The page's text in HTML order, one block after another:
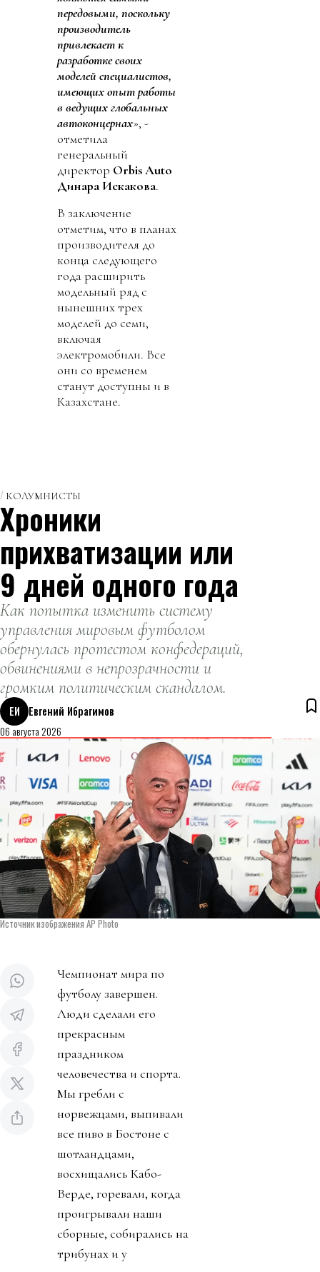
передовыми, поскольку
производитель
привлекает к
разработке своих
моделей специалистов,
имеющих опыт работы
в ведущих глобальных
автоконцернах», -
отметила
генеральный
директор Orbis Auto
Динара Искакова.
В заключение
отметим, что в планах
производителя до
конца следующего
года расширить
модельный ряд с
нынешних трех
моделей до семи,
включая
электромобили. Все
они со временем
станут доступны и в
Казахстане.
КОЛУМНИСТЫ
Хроники
прихватизации или
9 дней одного года
Как попытка изменить систему
управления мировым футболом
обернулась протестом конфедераций,
обвинениями в непрозрачности и
громким политическим скандалом.
ЕИ
Евгений Ибрагимов
06 августа 2026
Источник изображения AP Photo
Чемпионат мира по
футболу завершен.
Люди сделали его
прекрасным
праздником
человечества и спорта.
Мы гребли с
норвежцами, выпивали
все пиво в Бостоне с
шотландцами,
восхищались Кабо-
Верде, горевали, когда
проигрывали наши
сборные, собирались на
трибунах и у